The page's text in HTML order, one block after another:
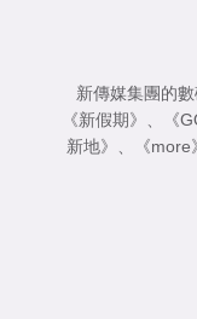
新傳媒集團的
《新假期》
《
新地》
《more》